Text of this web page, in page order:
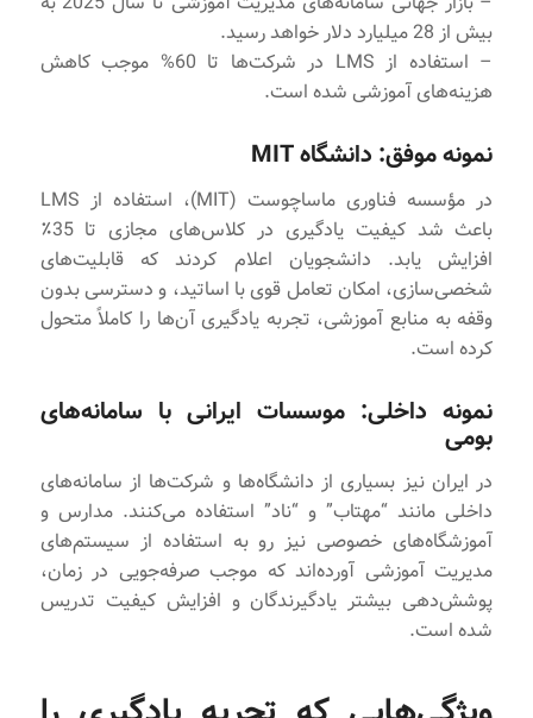
بیش از 28 میلیارد دلار خواهد رسید.
– استفاده از LMS در شرکت‌ها تا 60% موجب کاهش
هزینه‌های آموزشی شده است.
نمونه موفق: دانشگاه MIT
در مؤسسه فناوری ماساچوست (MIT)، استفاده از LMS
باعث شد کیفیت یادگیری در کلاس‌های مجازی تا 35٪
افزایش یابد. دانشجویان اعلام کردند که قابلیت‌های
شخصی‌سازی، امکان تعامل قوی با اساتید، و دسترسی بدون
وقفه به منابع آموزشی، تجربه یادگیری آن‌ها را کاملاً متحول
کرده است.
نمونه داخلی: موسسات ایرانی با سامانه‌های
بومی
در ایران نیز بسیاری از دانشگاه‌ها و شرکت‌ها از سامانه‌های
داخلی مانند “مهتاب” و “ناد” استفاده می‌کنند. مدارس و
آموزشگاه‌های خصوصی نیز رو به استفاده از سیستم‌های
مدیریت آموزشی آورده‌اند که موجب صرفه‌جویی در زمان،
پوشش‌دهی بیشتر یادگیرندگان و افزایش کیفیت تدریس
شده است.